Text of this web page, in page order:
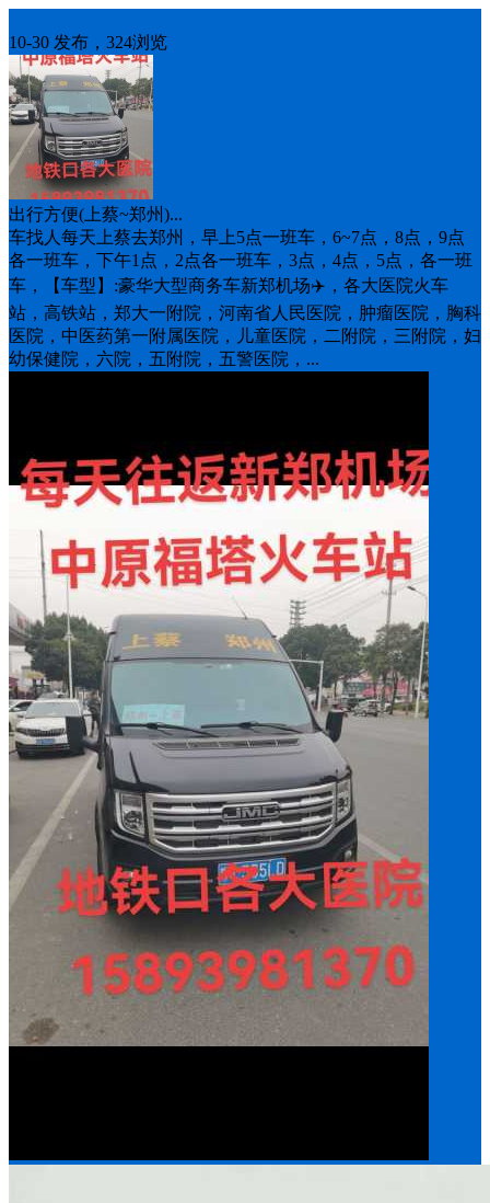
10-30 发布，324浏览
出行方便(上蔡~郑州)...
车找人每天上蔡去郑州，早上5点一班车，6~7点，8点，9点
各一班车，下午1点，2点各一班车，3点，4点，5点，各一班
车，【车型】:豪华大型商务车新郑机场✈️，各大医院火车
站，高铁站，郑大一附院，河南省人民医院，肿瘤医院，胸科
医院，中医药第一附属医院，儿童医院，二附院，三附院，妇
幼保健院，六院，五附院，五警医院，...